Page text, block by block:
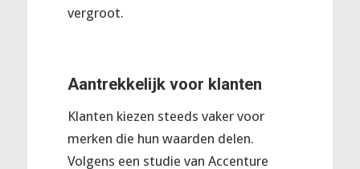
vergroot.
Aantrekkelijk voor klanten
Klanten kiezen steeds vaker voor
merken die hun waarden delen.
Volgens een studie van Accenture